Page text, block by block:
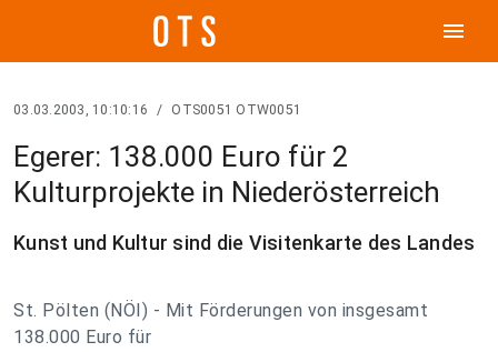
menu
03.03.2003, 10:10:16 / OTS0051 OTW0051
Egerer: 138.000 Euro für 2
Kulturprojekte in Niederösterreich
Kunst und Kultur sind die Visitenkarte des Landes
St. Pölten (NÖI) - Mit Förderungen von insgesamt
138.000 Euro für